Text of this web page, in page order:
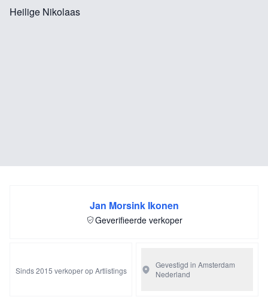
Heilige Nikolaas
Jan Morsink Ikonen
Geverifieerde verkoper
Sinds 2015 verkoper op Artlistings
Gevestigd in Amsterdam
Nederland